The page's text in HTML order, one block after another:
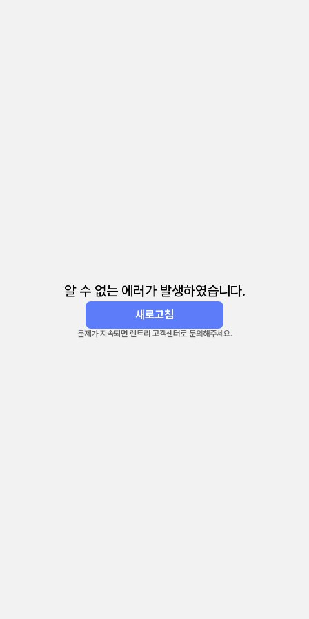
알 수 없는 에러가 발생하였습니다.
새로고침
문제가 지속되면 렌트리 고객센터로 문의해주세요.